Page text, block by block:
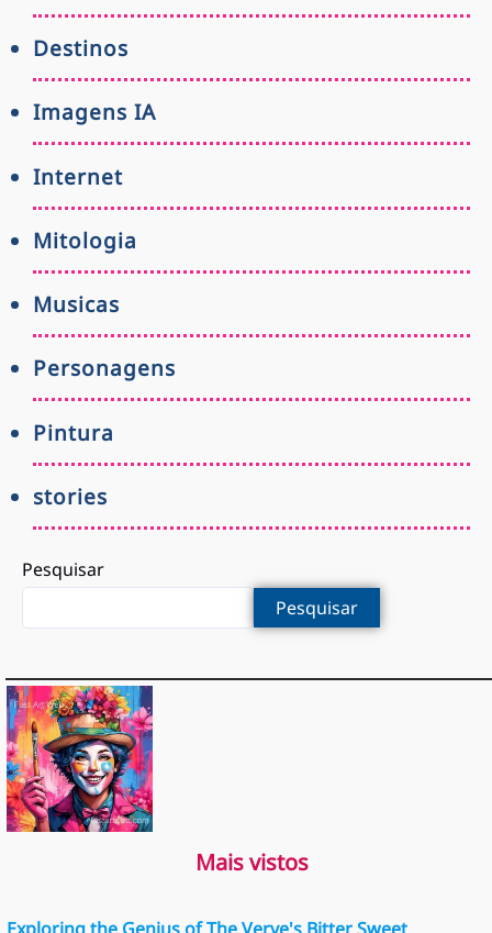
Destinos
Imagens IA
Internet
Mitologia
Musicas
Personagens
Pintura
stories
Pesquisar
Pesquisar
Mais vistos
Exploring the Genius of The Verve's Bitter Sweet